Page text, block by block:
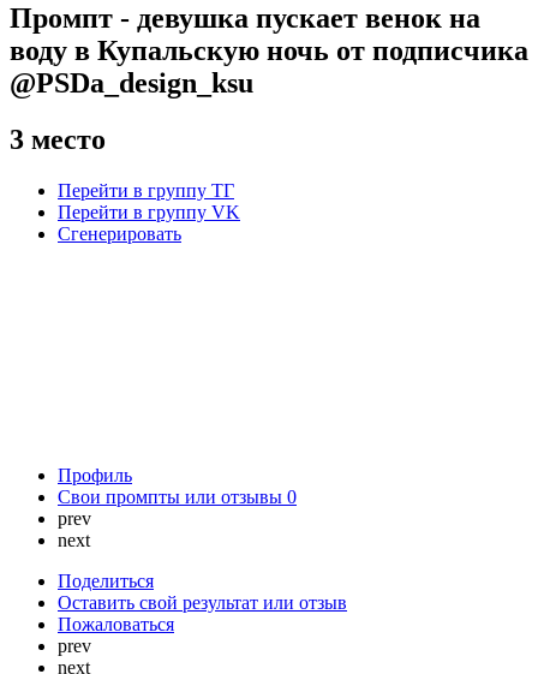
Промпт - девушка пускает венок на
воду в Купальскую ночь от подписчика
@PSDa_design_ksu
3 место
Перейти в группу ТГ
Перейти в группу VK
Сгенерировать
Профиль
Свои промпты или отзывы 0
prev
next
Поделиться
Оставить свой результат или отзыв
Пожаловаться
prev
next